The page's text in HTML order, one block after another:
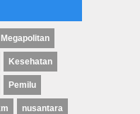
Megapolitan
Kesehatan
Pemilu
nusantara